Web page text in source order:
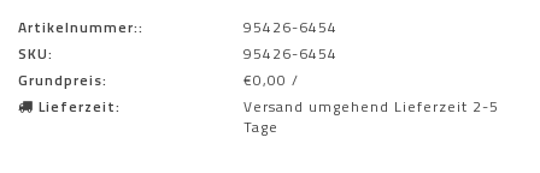
Artikelnummer::
95426-6454
SKU:
95426-6454
Grundpreis:
€0,00 /
Lieferzeit:
Versand umgehend Lieferzeit 2-5
Tage